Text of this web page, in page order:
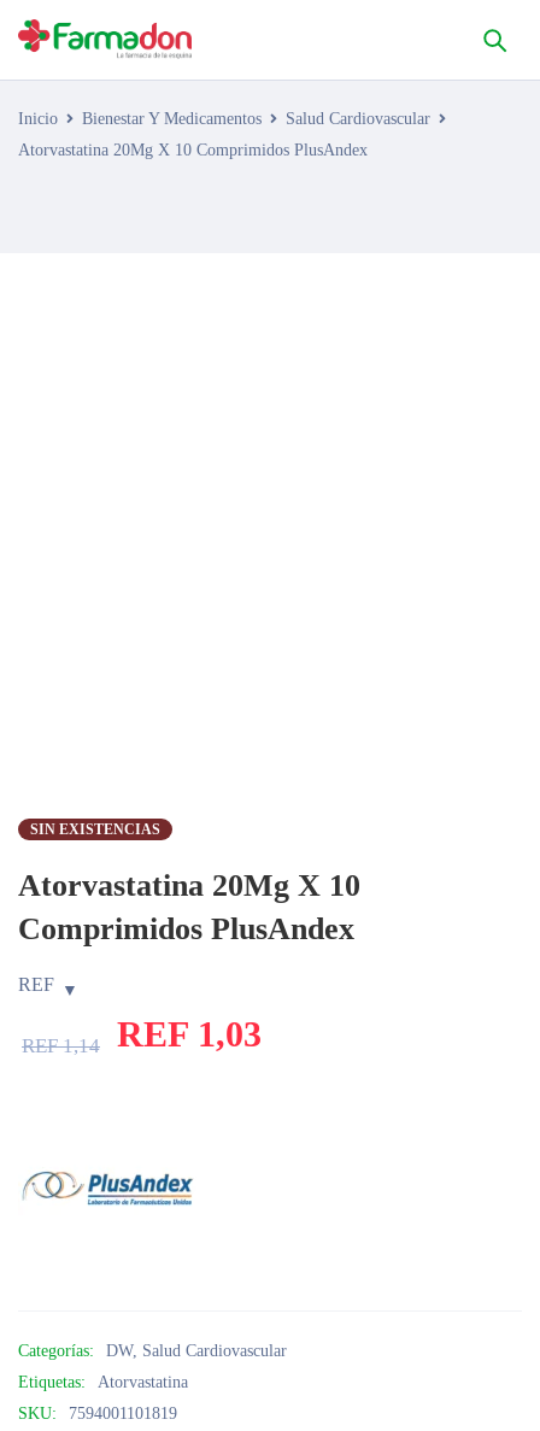
Inicio Bienestar Y Medicamentos
Salud Cardiovascular
Atorvastatina 20Mg X 10 Comprimidos PlusAndex
SIN EXISTENCIAS
Atorvastatina 20Mg X 10
Comprimidos PlusAndex
REF
REF1,14 REF 1,03
Categorías: DW, Salud Cardiovascular
Etiquetas:
Atorvastatina
SKU:
7594001101819